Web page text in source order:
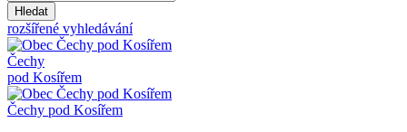
Hledat
rozšířené vyhledávání
Čechy
pod Kosířem
Čechy pod Kosířem